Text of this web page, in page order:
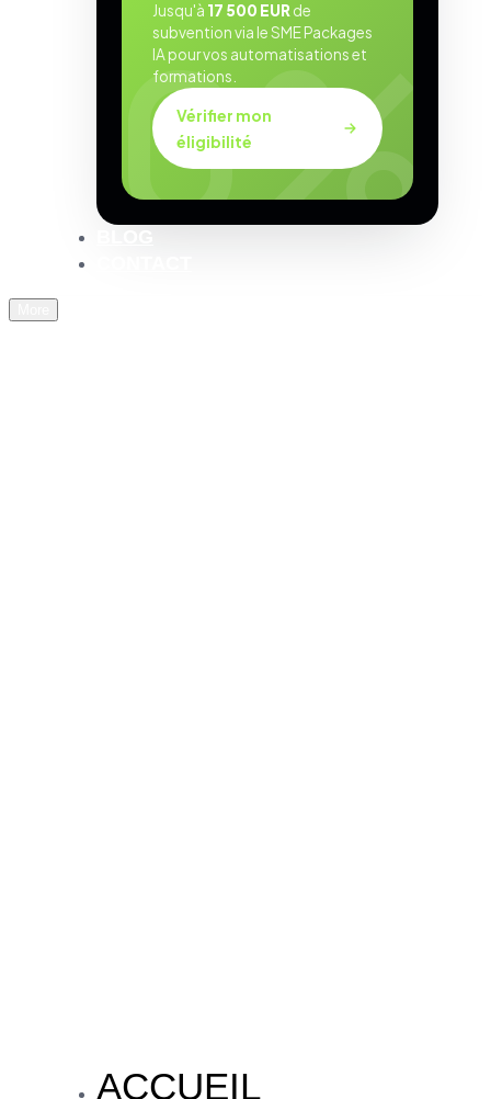
Jusqu'à 17 500 EUR de
subvention via le SME Packages
IA pour vos automatisations et
formations.
Vérifier mon
éligibilité
ACCUEIL